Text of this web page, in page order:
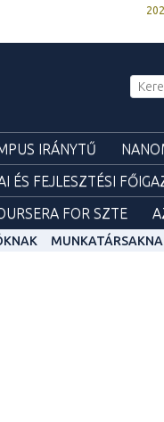
IRÁNYTŰ
ÉS FEJLESZTÉSI
FOR SZTE